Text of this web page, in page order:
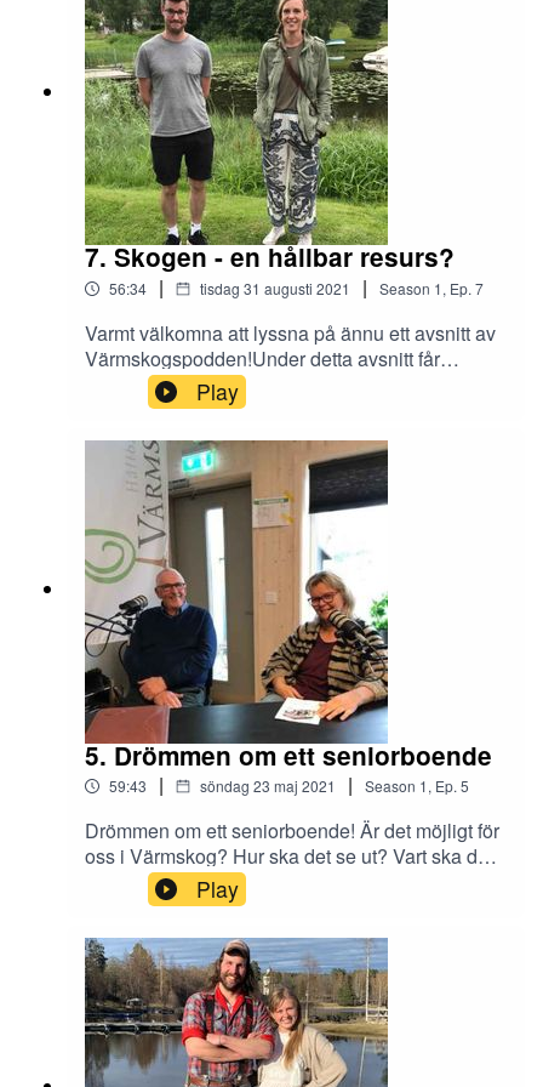
husmanskost. Denna gång får vi höra om en
älgjakt i Degerbyn.Häng med!
7. Skogen - en hållbar resurs?
56:34 | tisdag 31 augusti 2021 | Season 1, Ep. 7
Varmt välkomna att lyssna på ännu ett avsnitt av
Värmskogspodden!Under detta avsnitt får
äntligen Emil prata om och dyka ner i sitt
favoritämne - skogen!Vi pratar skogens
betydelse, äganderätt och hållbarhet kopplat till
skog och skogsbruk. Till vår hjälp har vi bjudit in
Mellanskogs kommunikationschef Marie
Wickberg samt deras ordförande Karin Perers.
Häng med!
Play
5. Drömmen om ett seniorboende
59:43 | söndag 23 maj 2021 | Season 1, Ep. 5
Drömmen om ett seniorboende! Är det möjligt för
oss i Värmskog? Hur ska det se ut? Vart ska det
ligga? Hur går man tillväga? I detta avsnitt träffar
vi Annika Andersson som är född och uppvuxen i
Värmskog. Hon berättar om sina tankar, drömmar
och ideér kring hur ett seniorboende i Värmskog
kan se ut och vart hon anser att det ska vara
placerat och varför. Bredvid henne sitter Leif
Pettersson från Långserud som är en sann
eldsjäl och som varit engagerad i Långseruds
Play